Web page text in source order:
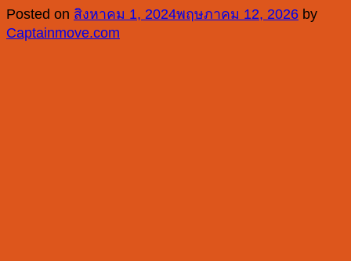
Posted on สิงหาคม 1, 2024พฤษภาคม 12, 2026 by
Captainmove.com